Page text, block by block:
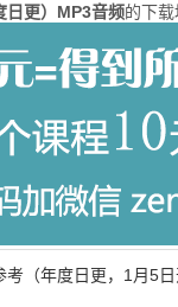
日更）MP3音频的下载
考（年度日更，1月5日